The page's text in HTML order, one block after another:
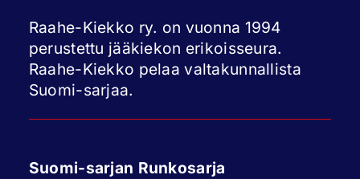
Raahe-Kiekko ry. on vuonna 1994
perustettu jääkiekon erikoisseura.
Raahe-Kiekko pelaa valtakunnallista
Suomi-sarjaa.
Suomi-sarjan Runkosarja